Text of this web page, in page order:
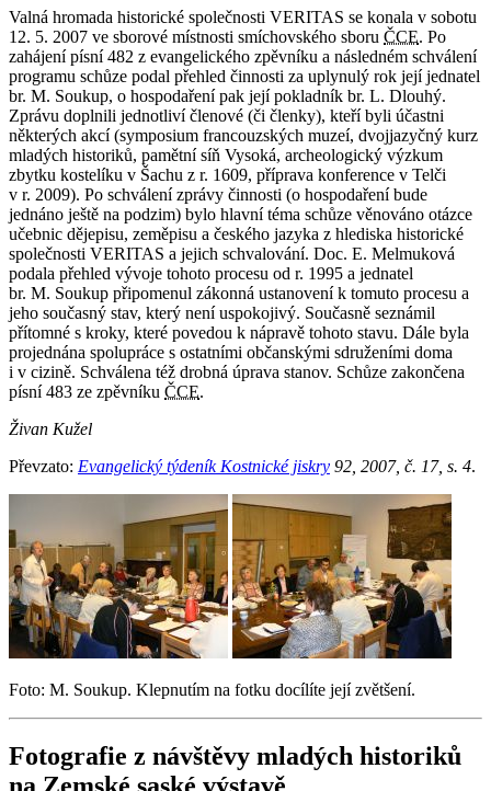
Valná hromada historické společnosti VERITAS se konala v sobotu
12. 5. 2007 ve sborové místnosti smíchovského sboru ČCE. Po
zahájení písní 482 z evangelického zpěvníku a následném schválení
programu schůze podal přehled činnosti za uplynulý rok její jednatel
br. M. Soukup, o hospodaření pak její pokladník br. L. Dlouhý.
Zprávu doplnili jednotliví členové (či členky), kteří byli účastni
některých akcí (symposium francouzských muzeí, dvojjazyčný kurz
mladých historiků, pamětní síň Vysoká, archeologický výzkum
zbytku kostelíku v Šachu z r. 1609, příprava konference v Telči
v r. 2009). Po schválení zprávy činnosti (o hospodaření bude
jednáno ještě na podzim) bylo hlavní téma schůze věnováno otázce
učebnic dějepisu, zeměpisu a českého jazyka z hlediska historické
společnosti VERITAS a jejich schvalování. Doc. E. Melmuková
podala přehled vývoje tohoto procesu od r. 1995 a jednatel
br. M. Soukup připomenul zákonná ustanovení k tomuto procesu a
jeho současný stav, který není uspokojivý. Současně seznámil
přítomné s kroky, které povedou k nápravě tohoto stavu. Dále byla
projednána spolupráce s ostatními občanskými sdruženími doma
i v cizině. Schválena též drobná úprava stanov. Schůze zakončena
písní 483 ze zpěvníku ČCE.
Živan Kužel
Převzato: Evangelický týdeník Kostnické jiskry 92, 2007, č. 17, s. 4.
Foto: M. Soukup. Klepnutím na fotku docílíte její zvětšení.
Fotografie z návštěvy mladých historiků
na Zemské saské výstavě